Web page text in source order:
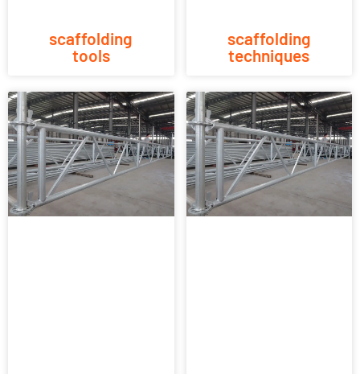
scaffolding
tools
scaffolding
techniques